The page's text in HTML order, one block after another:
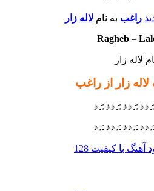
راغب به ناملاله زار
Ragheb–
زار از راغب
آهنگ با کیفیت 128